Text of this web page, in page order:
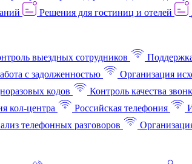
Решения для гостиниц и отелей
выездных сотрудников
с задолженностью Организация
кодов Контроль качества
кол-центра Российская телефония
телефонных разговоров